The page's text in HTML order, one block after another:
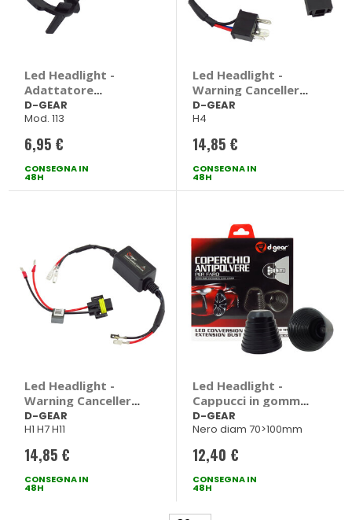
Led Headlight -
Adattatore
portalampada H7
VW - D-GEAR
Volkswagen Tiguan,
Touran
D-GEAR
Mod. 113
6,95 €
CONSEGNA IN
48H
Led Headlight -
Warning Canceller
Biluce - D-GEAR
D-GEAR
H4
14,85 €
CONSEGNA IN
48H
Led Headlight -
Warning Canceller
Monoluce - D-GEAR
D-GEAR
H1 H7 H11
14,85 €
CONSEGNA IN
48H
Led Headlight -
Cappucci in gomma
- D-GEAR
D-GEAR
Nero diam 70>100mm
12,40 €
CONSEGNA IN
48H